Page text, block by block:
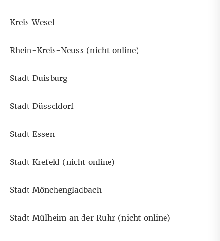
Kreis Wesel
Rhein-Kreis-Neuss (nicht online)
Stadt Duisburg
Stadt Düsseldorf
Stadt Essen
Stadt Krefeld (nicht online)
Stadt Mönchengladbach
Stadt Mülheim an der Ruhr (nicht online)